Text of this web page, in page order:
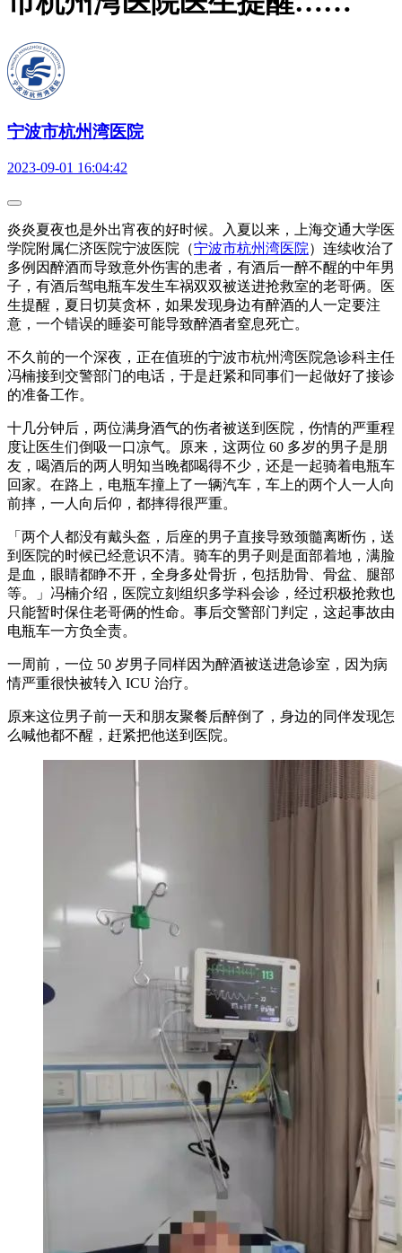
宁波市杭州湾医院
2023-09-01 16:04:42
炎炎夏夜也是外出宵夜的好时候。入夏以来，上海交通大学医
学院附属仁济医院宁波医院（宁波市杭州湾医院）连续收治了
多例因醉酒而导致意外伤害的患者，有酒后一醉不醒的中年男
子，有酒后驾电瓶车发生车祸双双被送进抢救室的老哥俩。医
生提醒，夏日切莫贪杯，如果发现身边有醉酒的人一定要注
意，一个错误的睡姿可能导致醉酒者窒息死亡。
不久前的一个深夜，正在值班的宁波市杭州湾医院急诊科主任
冯楠接到交警部门的电话，于是赶紧和同事们一起做好了接诊
的准备工作。
十几分钟后，两位满身酒气的伤者被送到医院，伤情的严重程
度让医生们倒吸一口凉气。原来，这两位 60 多岁的男子是朋
友，喝酒后的两人明知当晚都喝得不少，还是一起骑着电瓶车
回家。在路上，电瓶车撞上了一辆汽车，车上的两个人一人向
前摔，一人向后仰，都摔得很严重。
「两个人都没有戴头盔，后座的男子直接导致颈髓离断伤，送
到医院的时候已经意识不清。骑车的男子则是面部着地，满脸
是血，眼睛都睁不开，全身多处骨折，包括肋骨、骨盆、腿部
等。」冯楠介绍，医院立刻组织多学科会诊，经过积极抢救也
只能暂时保住老哥俩的性命。事后交警部门判定，这起事故由
电瓶车一方负全责。
一周前，一位 50 岁男子同样因为醉酒被送进急诊室，因为病
情严重很快被转入 ICU 治疗。
原来这位男子前一天和朋友聚餐后醉倒了，身边的同伴发现怎
么喊他都不醒，赶紧把他送到医院。